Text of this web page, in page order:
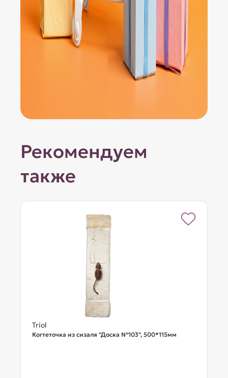
Рекомендуем
также
Triol
Когтеточка из сизаля "Доска №103", 500*115мм